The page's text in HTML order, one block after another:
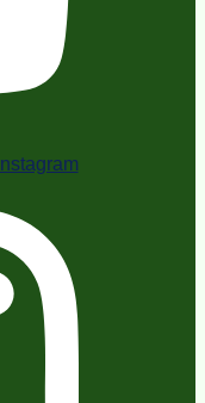
Instagram